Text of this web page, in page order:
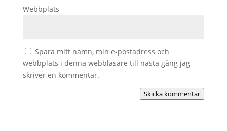
Webbplats
Spara mitt namn, min e-postadress och
webbplats i denna webbläsare till nästa gång jag
skriver en kommentar.
Skicka kommentar